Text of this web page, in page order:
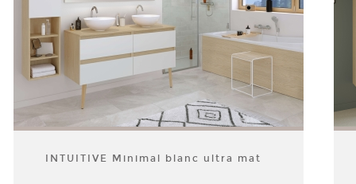
INTUITIVE Minimal blanc ultra mat